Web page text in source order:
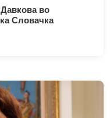
во
Словачка